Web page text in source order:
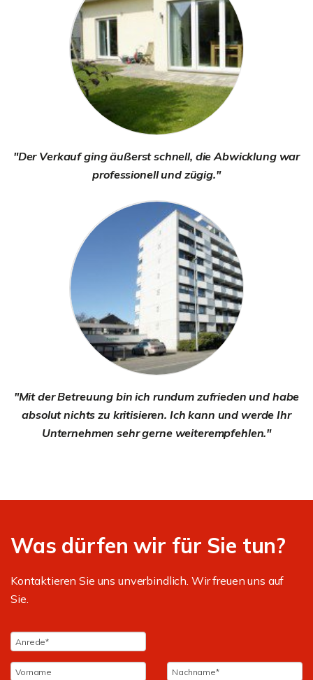
"Der Verkauf ging äußerst schnell, die Abwicklung war
professionell und zügig."
"Mit der Betreuung bin ich rundum zufrieden und habe
absolut nichts zu kritisieren. Ich kann und werde Ihr
Unternehmen sehr gerne weiterempfehlen."
Was dürfen wir für Sie tun?
Kontaktieren Sie uns unverbindlich. Wir freuen uns auf
Sie.